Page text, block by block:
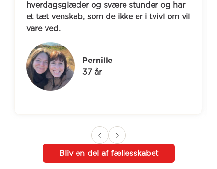
hverdagsglæder og svære stunder og har
et tæt venskab, som de ikke er i tvivl om vil
vare ved.
Pernille
37 år
Bliv en del af fællesskabet